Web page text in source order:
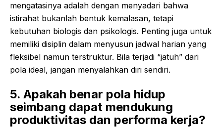
mengatasinya adalah dengan menyadari bahwa
istirahat bukanlah bentuk kemalasan, tetapi
kebutuhan biologis dan psikologis. Penting juga untuk
memiliki disiplin dalam menyusun jadwal harian yang
fleksibel namun terstruktur. Bila terjadi “jatuh” dari
pola ideal, jangan menyalahkan diri sendiri.
5. Apakah benar pola hidup
seimbang dapat mendukung
produktivitas dan performa kerja?